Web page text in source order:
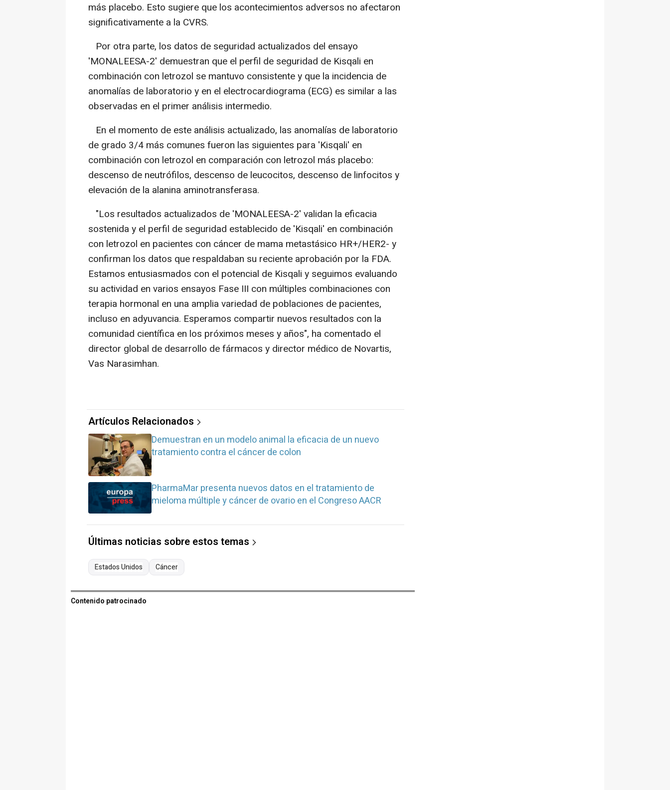
más placebo. Esto sugiere que los acontecimientos adversos no afectaron
significativamente a la CVRS.
Por otra parte, los datos de seguridad actualizados del ensayo
'MONALEESA-2' demuestran que el perfil de seguridad de Kisqali en
combinación con letrozol se mantuvo consistente y que la incidencia de
anomalías de laboratorio y en el electrocardiograma (ECG) es similar a las
observadas en el primer análisis intermedio.
En el momento de este análisis actualizado, las anomalías de laboratorio
de grado 3/4 más comunes fueron las siguientes para 'Kisqali' en
combinación con letrozol en comparación con letrozol más placebo:
descenso de neutrófilos, descenso de leucocitos, descenso de linfocitos y
elevación de la alanina aminotransferasa.
"Los resultados actualizados de 'MONALEESA-2' validan la eficacia
sostenida y el perfil de seguridad establecido de 'Kisqali' en combinación
con letrozol en pacientes con cáncer de mama metastásico HR+/HER2- y
confirman los datos que respaldaban su reciente aprobación por la FDA.
Estamos entusiasmados con el potencial de Kisqali y seguimos evaluando
su actividad en varios ensayos Fase III con múltiples combinaciones con
terapia hormonal en una amplia variedad de poblaciones de pacientes,
incluso en adyuvancia. Esperamos compartir nuevos resultados con la
comunidad científica en los próximos meses y años", ha comentado el
director global de desarrollo de fármacos y director médico de Novartis,
Vas Narasimhan.
Artículos Relacionados
Demuestran en un modelo animal la eficacia de un nuevo
tratamiento contra el cáncer de colon
PharmaMar presenta nuevos datos en el tratamiento de
mieloma múltiple y cáncer de ovario en el Congreso AACR
Últimas noticias sobre estos temas
Estados Unidos Cáncer
Contenido patrocinado